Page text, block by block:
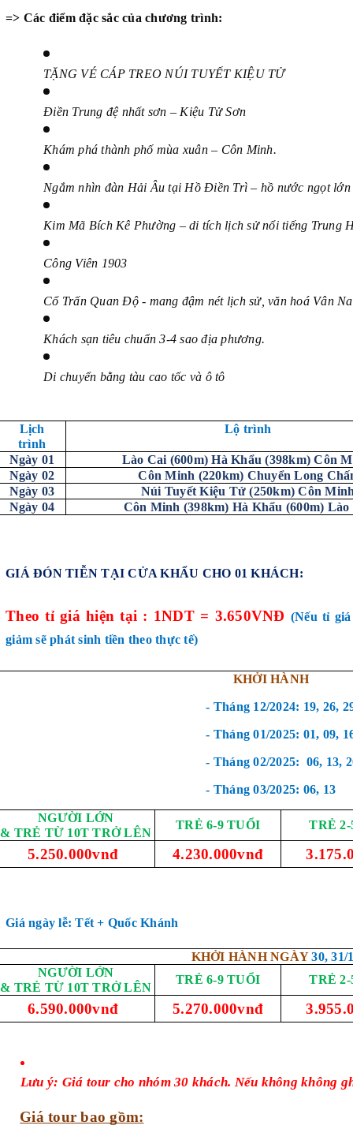
=> Các điểm đặc sắc của chương trình:
TẶNG VÉ CÁP TREO NÚI TUYẾT KIỆU TỬ
Điền Trung đệ nhất sơn – Kiệu Tử Sơn
Khám phá thành phố mùa xuân – Côn Minh.
Ngắm nhìn đàn Hải Âu tại Hồ Điền Trì – hồ nước ngọt
Kim Mã Bích Kê Phường – di tích lịch sử nổi tiếng Trung
Công Viên 1903
Cổ Trấn Quan Độ - mang đậm nét lịch sử, văn hoá Vân
Khách sạn tiêu chuẩn 3-4 sao địa phương.
Di chuyển bằng tàu cao tốc và ô tô
Lịch
trình
Lộ trình
Ngày 01
Lào Cai (600m) Hà Khẩu (398km) Côn
Ngày 02
Côn Minh (220km) Chuyển Long
Ngày 03
Núi Tuyết Kiệu Tử (250km) Côn
Ngày 04
Côn Minh (398km) Hà Khẩu (600m) Lào
GIÁ ĐÓN TIỄN TẠI CỬA KHẨU CHO 01 KHÁCH:
Theo tỉ giá hiện tại : 1NDT = 3.650VNĐ (Nếu tỉ
giảm sẽ phát sinh tiền theo thực tế)
KHỞI HÀNH
- Tháng 12/2024: 19, 26,
- Tháng 01/2025: 01, 09,
- Tháng 02/2025: 06, 13,
- Tháng 03/2025: 06, 13
NGƯỜI LỚN
& TRẺ TỪ 10T TRỞ LÊN
TRẺ 6-9 TUỔI TRẺ
5.250.000vnđ 4.230.000vnđ
Giá ngày lễ: Tết + Quốc Khánh
KHỞI HÀNH NGÀY30, 31/
NGƯỜI LỚN
& TRẺ TỪ 10T TRỞ LÊN
TRẺ 6-9 TUỔI TRẺ
6.590.000vnđ 5.270.000vnđ
Lưu ý: Giá tour cho nhóm 30 khách. Nếu không không
Giá tour bao gồm: